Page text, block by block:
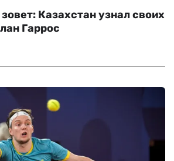
Казахстан узнал своих
Гаррос